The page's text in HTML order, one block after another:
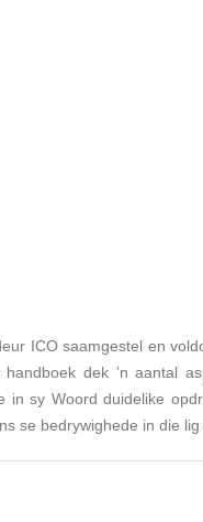
ICO saamgestel en
dek ʼn aantal
sy Woord duidelike
se bedrywighede in die